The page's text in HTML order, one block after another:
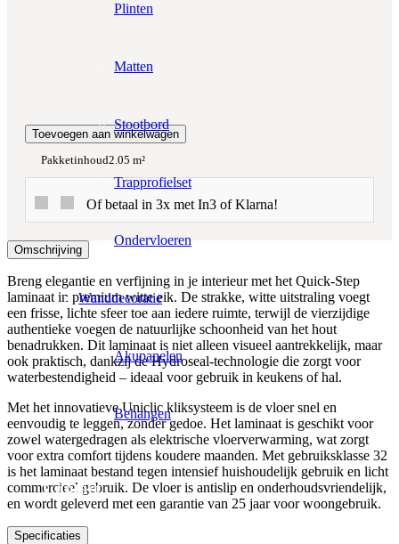
Plinten
Matten
Stootbord
Trapprofielset
Ondervloeren
Wanddecoratie
Akupanelen
Behangen
Contact
Toevoegen aan winkelwagen
Pakketinhoud2.05 m²
Of betaal in 3x met In3 of Klarna!
Omschrijving
Breng elegantie en verfijning in je interieur met het Quick-Step
laminaat in premium witte eik. De strakke, witte uitstraling voegt
een frisse, lichte sfeer toe aan iedere ruimte, terwijl de vierzijdige
authentieke voegen de natuurlijke schoonheid van het hout
benadrukken. Dit laminaat is niet alleen visueel aantrekkelijk, maar
ook praktisch, dankzij de Hydroseal-technologie die zorgt voor
waterbestendigheid – ideaal voor gebruik in keukens of hal.
Met het innovatieve Uniclic kliksysteem is de vloer snel en
eenvoudig te leggen, zonder gedoe. Het laminaat is geschikt voor
zowel watergedragen als elektrische vloerverwarming, wat zorgt
voor extra comfort tijdens koudere maanden. Met gebruiksklasse 32
is het laminaat bestand tegen intensief huishoudelijk gebruik en licht
commercieel gebruik. De vloer is antislip en onderhoudsvriendelijk,
en wordt geleverd met een garantie van 25 jaar voor woongebruik.
Specificaties